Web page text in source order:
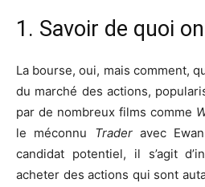
1. Savoir de quoi
La bourse, oui, mais comment,
du marché des actions,
par de nombreux films comme
le méconnu Trader avec
candidat potentiel, il s’agit
acheter des actions qui sont